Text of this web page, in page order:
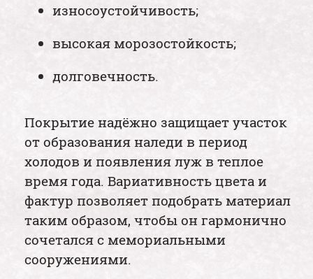
износоустойчивость;
высокая морозостойкость;
долговечность.
Покрытие надёжно защищает участок
от образования наледи в период
холодов и появления луж в теплое
время года. Вариативность цвета и
фактур позволяет подобрать материал
таким образом, чтобы он гармонично
сочетался с мемориальными
сооружениями.